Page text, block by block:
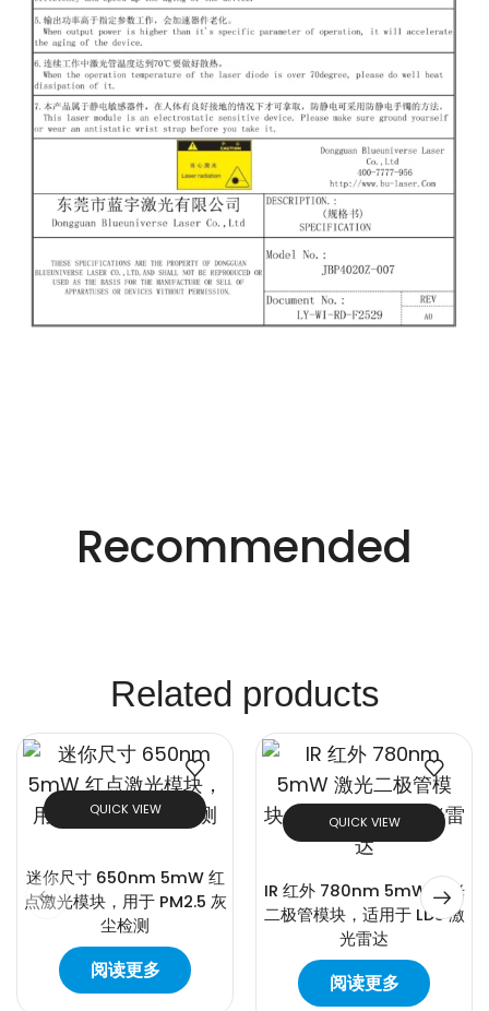
创新的激光解决方
案。
Recommended
Related products
QUICK VIEW
迷你尺寸 650nm 5mW 红
点激光模块，用于 PM2.5 灰
尘检测
阅读更多
QUICK VIEW
IR 红外 780nm 5mW 激光
二极管模块，适用于 LDS 激
光雷达
阅读更多